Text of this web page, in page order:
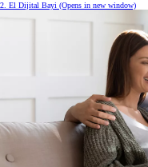
2. El Dijital Bayi (Opens in new window)